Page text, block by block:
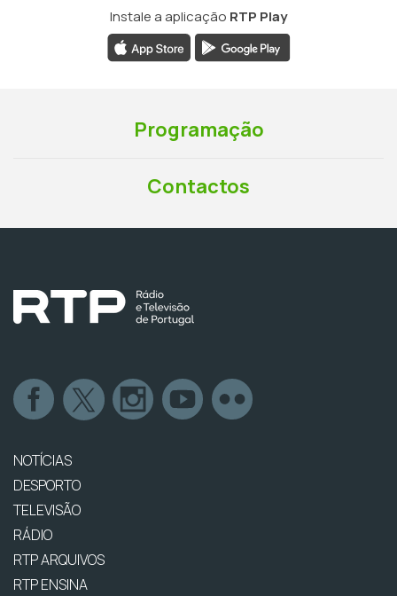
Instale a aplicação RTP Play
Programação
Contactos
NOTÍCIAS
DESPORTO
TELEVISÃO
RÁDIO
RTP ARQUIVOS
RTP ENSINA